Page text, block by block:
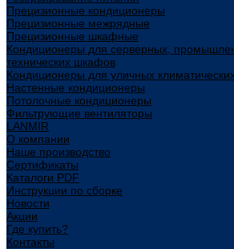
Прецизионные кондиционеры
Прецизионные межрядные
Прецизионные шкафные
Кондиционеры для серверных,
технических шкафов
Кондиционеры для уличных
Настенные кондиционеры
Потолочные кондиционеры
Фильтрующие вентиляторы
LANMIR
О компании
Наше производство
Сертификаты
Каталоги PDF
Инструкции по сборке
Новости
Акции
Где купить?
Контакты